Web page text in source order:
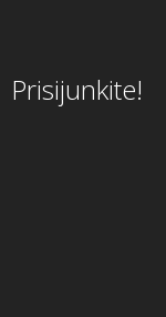
Prisijunkite!